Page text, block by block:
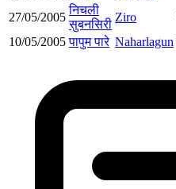
27/05/2005
निचली
सुबनसिरी
Ziro
10/05/2005 पापुम पारे Naharlagun